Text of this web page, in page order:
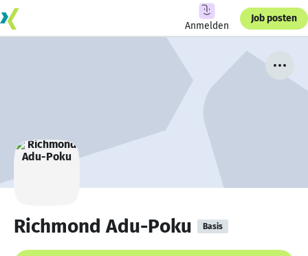
Anmelden
Job posten
Richmond Adu-Poku Basis